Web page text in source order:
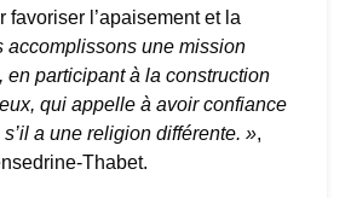
favoriser l’apaisement et la
accomplissons une mission
en participant à la construction
qui appelle à avoir confiance
s’il a une religion différente. »,
Thabet.